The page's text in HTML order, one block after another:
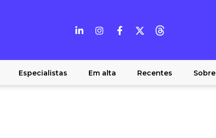
Especialistas Em alta Recentes Sobre